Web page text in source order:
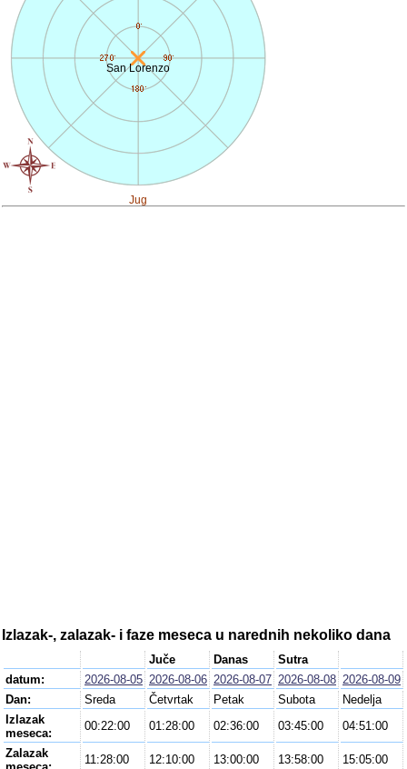
San Lorenzo
Jug
Izlazak-, zalazak- i faze meseca u narednih nekoliko dana
Juče Danas
Sutra
datum:
2026-08-05 2026-08-06 2026-08-07 2026-08-08 2026-08-09
Dan:
Sreda Četvrtak Petak Subota
Nedelja
Izlazak
meseca:
00:22:00 01:28:00 02:36:00 03:45:00
04:51:00
Zalazak
11:28:00 12:10:00 13:00:00 13:58:00 15:05:00